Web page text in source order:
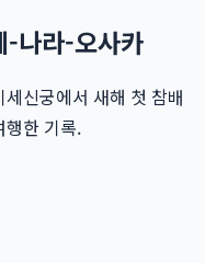
나라-오사카
신궁에서 새해 첫 참배
행한 기록.